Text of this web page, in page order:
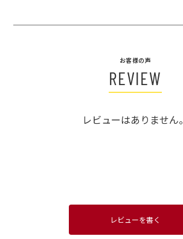
お客様の声
REVIEW
レビューはありません。
レビューを書く